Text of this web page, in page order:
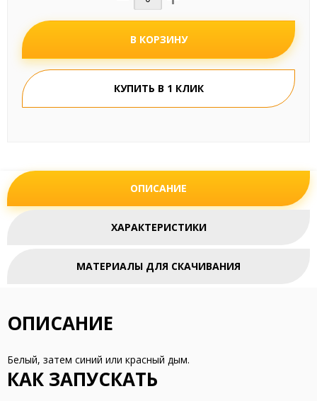
В КОРЗИНУ
КУПИТЬ В 1 КЛИК
ОПИСАНИЕ
ХАРАКТЕРИСТИКИ
МАТЕРИАЛЫ ДЛЯ СКАЧИВАНИЯ
ОПИСАНИЕ
Белый, затем синий или красный дым.
КАК ЗАПУСКАТЬ